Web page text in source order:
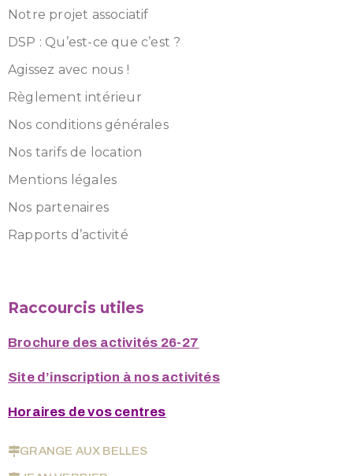
Notre projet associatif
DSP : Qu’est-ce que c’est ?
Agissez avec nous !
Règlement intérieur
Nos conditions générales
Nos tarifs de location
Mentions légales
Nos partenaires
Rapports d’activité
Raccourcis utiles
Brochure des activités 26-27
Site d’inscription à nos activités
Horaires de vos centres
GRANGE AUX BELLES